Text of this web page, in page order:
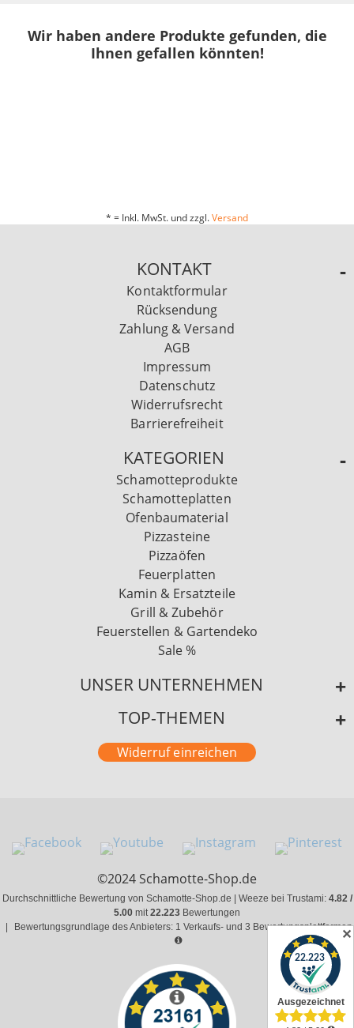
Wir haben andere Produkte gefunden, die
Ihnen gefallen könnten!
* = Inkl. MwSt. und zzgl.Versand
KONTAKT
Kontaktformular
Rücksendung
Zahlung & Versand
AGB
Impressum
Datenschutz
Widerrufsrecht
Barrierefreiheit
KATEGORIEN
Schamotteprodukte
Schamotteplatten
Ofenbaumaterial
Pizzasteine
Pizzaöfen
Feuerplatten
Kamin & Ersatzteile
Grill & Zubehör
Feuerstellen & Gartendeko
Sale %
UNSER UNTERNEHMEN
TOP-THEMEN
Widerruf einreichen
©2024 Schamotte-Shop.de
Durchschnittliche Bewertung von Schamotte-Shop.de | Weeze bei Trustami: 4.82 /
5.00 mit22.223 Bewertungen
Bewertungsgrundlage des Anbieters: 1 Verkaufs- und 3 Bewertungsplattformen
✕